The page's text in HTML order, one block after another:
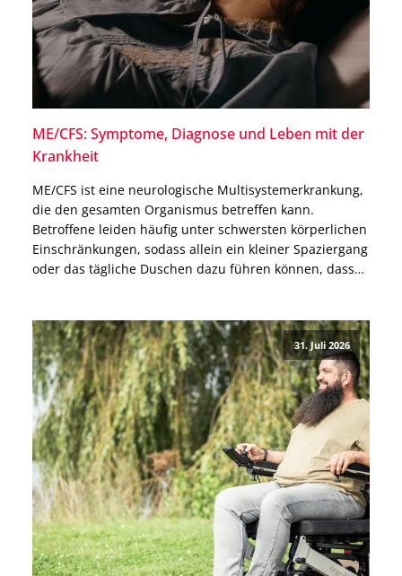
ME/CFS: Symptome, Diagnose und Leben mit der
Krankheit
ME/CFS ist eine neurologische Multisystemerkrankung,
die den gesamten Organismus betreffen kann.
Betroffene leiden häufig unter schwersten körperlichen
Einschränkungen, sodass allein ein kleiner Spaziergang
oder das tägliche Duschen dazu führen können, dass
Erschöpfungszustand ist, welche Ursachen bekannt
und welche Therapien möglich sind, […]
31. Juli 2026